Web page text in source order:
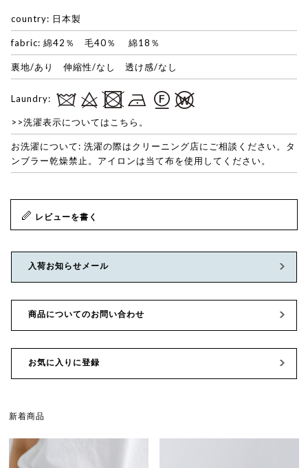
country: 日本製
fabric: 綿42％ 毛40％ 綿18％
裏地/あり 伸縮性/なし 透け感/なし
Laundry:
>>洗濯表示についてはこちら。
お洗濯について: 洗濯の際はクリーニング店にご相談ください。タ
ンブラー乾燥禁止。アイロンは当て布を使用してください。
レビューを書く
入荷お知らせメール
商品についてのお問い合わせ
お気に入りに登録
新着商品